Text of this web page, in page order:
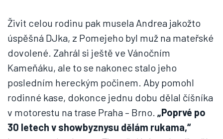
Živit celou rodinu pak musela Andrea jakožto
úspěšná DJka, z Pomejeho byl muž na mateřské
dovolené. Zahrál si ještě ve Vánočním
Kameňáku, ale to se nakonec stalo jeho
posledním hereckým počinem. Aby pomohl
rodinné kase, dokonce jednu dobu dělal číšníka
v motorestu na trase Praha – Brno. „Poprvé po
30 letech v showbyznysu dělám rukama,“